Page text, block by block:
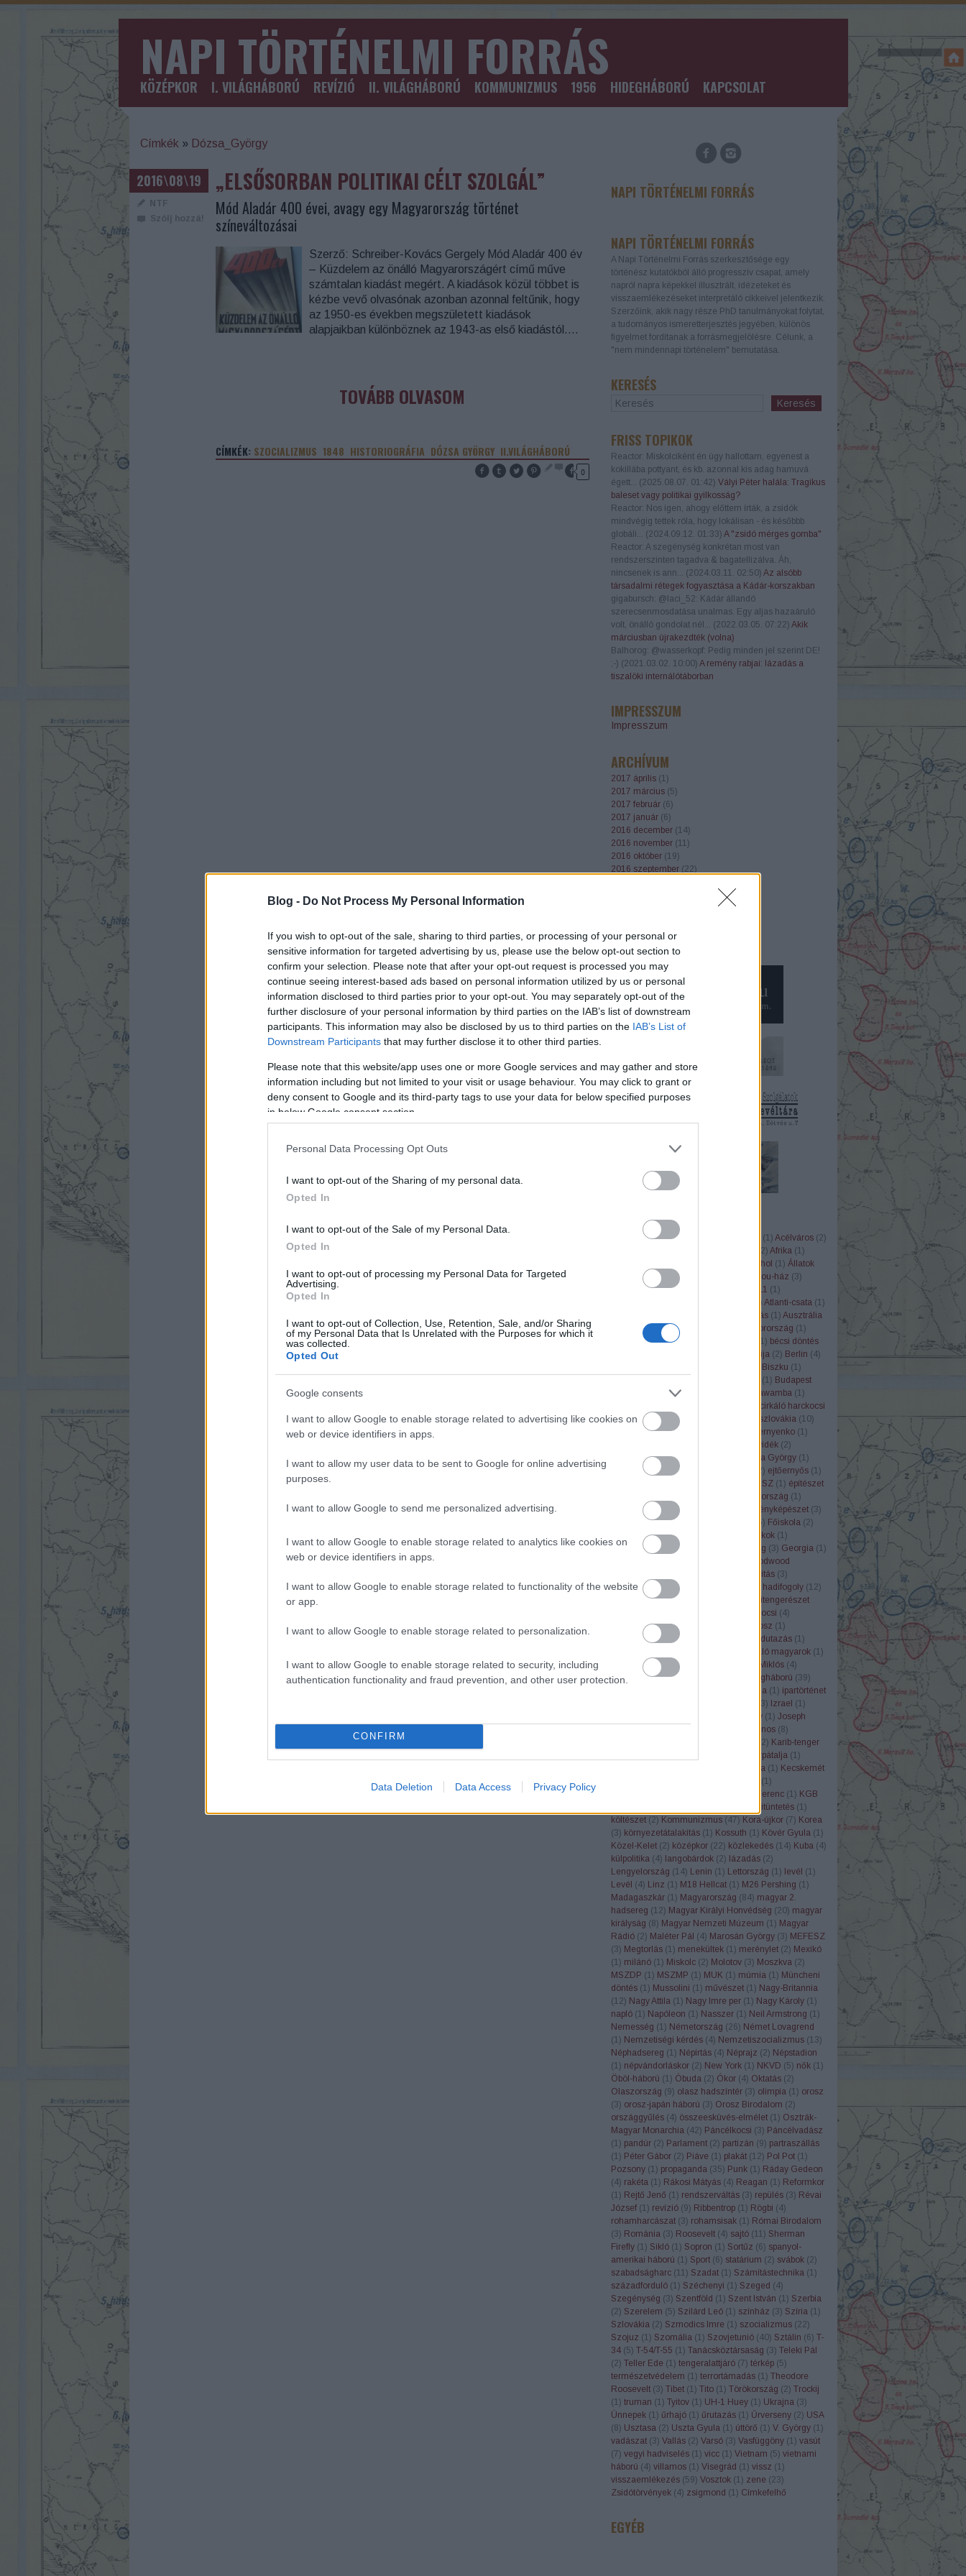
Blog - Do Not Process My Personal Information
If you wish to opt-out of the sale, sharing to third parties, or processing of your personal or
sensitive information for targeted advertising by us, please use the below opt-out section to
confirm your selection. Please note that after your opt-out request is processed you may
continue seeing interest-based ads based on personal information utilized by us or personal
information disclosed to third parties prior to your opt-out. You may separately opt-out of the
further disclosure of your personal information by third parties on the IAB’s list of downstream
participants. This information may also be disclosed by us to third parties on the IAB’s List of
Downstream Participants that may further disclose it to other third parties.
Please note that this website/app uses one or more Google services and may gather and store
information including but not limited to your visit or usage behaviour. You may click to grant or
deny consent to Google and its third-party tags to use your data for below specified purposes
in below Google consent section.
Personal Data Processing Opt Outs
I want to opt-out of the Sharing of my personal data.
Opted In
I want to opt-out of the Sale of my Personal Data.
Opted In
I want to opt-out of processing my Personal Data for Targeted
Advertising.
Opted In
I want to opt-out of Collection, Use, Retention, Sale, and/or Sharing
of my Personal Data that Is Unrelated with the Purposes for which it
was collected.
Opted Out
Google consents
I want to allow Google to enable storage related to advertising like cookies on
web or device identifiers in apps.
I want to allow my user data to be sent to Google for online advertising
purposes.
I want to allow Google to send me personalized advertising.
I want to allow Google to enable storage related to analytics like cookies on
web or device identifiers in apps.
I want to allow Google to enable storage related to functionality of the website
or app.
I want to allow Google to enable storage related to personalization.
I want to allow Google to enable storage related to security, including
authentication functionality and fraud prevention, and other user protection.
CONFIRM
Data Deletion Data Access Privacy Policy
NAPI TÖRTÉNELMI FORRÁS
KÖZÉPKOR I. VILÁGHÁBORÚ REVÍZIÓ II. VILÁGHÁBORÚ KOMMUNIZMUS 1956 HIDEGHÁBORÚ KAPCSOLAT
Címkék » Dózsa_György
2016\08\19
NTF
Szólj hozzá!
„ELSŐSORBAN POLITIKAI CÉLT SZOLGÁL”
Mód Aladár 400 évei, avagy egy Magyarország történet
színeváltozásai
Szerző: Schreiber-Kovács Gergely Mód Aladár 400 év
– Küzdelem az önálló Magyarországért című műve
számtalan kiadást megért. A kiadások közül többet is
kézbe vevő olvasónak azonban azonnal feltűnik, hogy
az 1950-es években megszületett kiadások
alapjaikban különböznek az 1943-as első kiadástól.…
TOVÁBB OLVASOM
CÍMKÉK: SZOCIALIZMUS 1848 HISTORIOGRÁFIA DÓZSA GYÖRGY II.VILÁGHÁBORÚ
0
NAPI TÖRTÉNELMI FORRÁS
NAPI TÖRTÉNELMI FORRÁS
A Napi Történelmi Forrás szerkesztősége egy
történész kutatókból álló progresszív csapat, amely
napról napra képekkel illusztrált, idézeteket és
visszaemlékezéseket interpretáló cikkeivel jelentkezik.
Szerzőink, akik nagy része PhD tanulmányokat folytat,
a tudományos ismeretterjesztés jegyében, különös
figyelmet fordítanak a forrásmegjelölésre. Célunk, a
"nem mindennapi történelem" bemutatása.
KERESÉS
FRISS TOPIKOK
Reactor: Miskolciként én úgy hallottam, egyenest a
kokillába pottyant, és kb. azonnal kis adag hamuvá
égett... (2025.08.07. 01:42) Vályi Péter halála: Tragikus
baleset vagy politikai gyilkosság?
Reactor: Nos igen, ahogy előttem írták, a zsidók
mindvégig tettek róla, hogy lokálisan - és későbbb
globáli... (2024.09.12. 01:33) A "zsidó mérges gomba"
Reactor: A szegénység konkrétan most van
rendszerszinten tagadva & bagatellizálva. Áh,
nincsenek is ann... (2024.03.11. 02:50) Az alsóbb
társadalmi rétegek fogyasztása a Kádár-korszakban
gigabursch: @laci_52: Kádár állandó
szerecsenmosdatása unalmas. Egy aljas hazaáruló
volt, önálló gondolat nél... (2022.03.05. 07:22) Akik
márciusban újrakezdték (volna)
Balhorog: @wasserkopf: Pedig minden jel szerint DE!
;-) (2021.03.02. 10:00) A remény rabjai: lázadás a
tiszalöki internálótáborban
IMPRESSZUM
Impresszum
ARCHÍVUM
2017 április (1)
2017 március (5)
2017 február (6)
2017 január (6)
2016 december (14)
2016 november (11)
2016 október (19)
2016 szeptember (22)
AJÁNLOTT OLDALAK
CÍMKÉK
1848 (8) 1956 (1) Acélváros (2)
2) Afrika (1)
alkohol (1) Állatok
Amerikai Egyesült Államok anjou-ház (3)
anonymus (1)Antall József Apollo 11 (1)
) Atlanti-csata (1)
atrocitás (1) Ausztrália
Ausztria 3) avarok Bajorország (1)
2) bányászat 1) bécsi döntés
Berija (2) Berlin (4)
Biszku (1)
(1) Budapest
12) Cenzúra Chumbawamba (1)
cirkáló harckocsi
(1) Családtörténet Csehszlovákia (10)
Cseh királyság (1 Csernyenko (1)
Délvidék (2)
diplomácia (11) Don-kanyar Dózsa György (1)
) egészségügy 2) ejtőernyős (1)
ENSZ (1) építészet
Észtország (1)
2 Eva Braun fényképészet (3)
Fidel Castro (2) film 5) Főiskola (2)
forradalom (24) Franciaország frankok (1)
függetlenség
Gagarin Gazdaság (3) Georgia (1)
Goodwood
gyarmatosítás (3)
gyilkosság
5 háború hadifogoly (12)
Hadikölcsön (2) haditechnika
haditengerészet
Harckocsi (4)
helikopter (1) Hemingway Hérodotosz (1)
hidegháború
) Holdutazás (1)
honfoglaló magyarok (1)
Hong Kong
(1 Horthy-kor Horthy Miklós (4)
Hruscsov (5) Hunyadi Mátyás I.Világháború (39)
India (1) ipartörténet
3) Izrael (1)
Jezsov (1) Joseph
Kádár János (8)
2) Karib-tenger
Kárpátalja (1)
katonanóta (1) Kecskemét
(1)
Keresztes-Fischer Ferenc (1) KGB
kitüntetés (1)
költészet (2) Kommunizmus (47) Kora-újkor (7) Korea
(3) környezetátalakítás (1) Kossuth (1) Kövér Gyula (1)
Közel-Kelet (2) középkor (22) közlekedés (14) Kuba (4)
külpolitika (4) langobárdok (2) lázadás (2)
Lengyelország (14) Lenin (1) Lettország (1) levél (1)
Levél (4) Linz (1) M18 Hellcat (1) M26 Pershing (1)
Madagaszkár (1) Magyarország (84) magyar 2.
hadsereg (12) Magyar Királyi Honvédség (20) magyar
királyság (8) Magyar Nemzeti Múzeum (1) Magyar
Rádió (2) Maléter Pál (4) Marosán György (3) MEFESZ
(3) Megtorlás (1) menekültek (1) merénylet (2) Mexikó
(1) milánó (1) Miskolc (2) Molotov (3) Moszkva (2)
MSZDP (1) MSZMP (1) MUK (1) múmia (1) Müncheni
döntés (1) Mussolini (1) művészet (1) Nagy-Britannia
(12) Nagy Attila (1) Nagy Imre per (1) Nagy Károly (1)
napló (1) Napóleon (1) Nasszer (1) Neil Armstrong (1)
Nemesség (1) Németország (26) Német Lovagrend
(1) Nemzetiségi kérdés (4) Nemzetiszocializmus (13)
Néphadsereg (1) Népírtás (4) Néprajz (2) Népstadion
(1) népvándorláskor (2) New York (1) NKVD (5) nők (1)
Öböl-háború (1) Óbuda (2) Ókor (4) Oktatás (2)
Olaszország (9) olasz hadszíntér (3) olimpia (1) orosz
(3) orosz-japán háború (3) Orosz Birodalom (2)
országgyűlés (4) összeesküvés-elmélet (1) Osztrák-
Magyar Monarchia (42) Páncélkocsi (3) Páncélvadász
(1) pandúr (2) Parlament (2) partizán (9) partraszállás
(1) Péter Gábor (2) Piáve (1) plakát (12) Pol Pot (1)
Pozsony (1) propaganda (35) Punk (1) Ráday Gedeon
(4) rakéta (1) Rákosi Mátyás (4) Reagan (1) Reformkor
(1) Rejtő Jenő (1) rendszerváltás (3) repülés (3) Révai
József (1) revízió (9) Ribbentrop (1) Rögbi (4)
rohamharcászat (3) rohamsisak (1) Római Birodalom
(3) Románia (3) Roosevelt (4) sajtó (11) Sherman
Firefly (1) Sikló (1) Sopron (1) Sortűz (6) spanyol-
amerikai háború (1) Sport (6) statárium (2) svábok (2)
szabadságharc (11) Szadat (1) Számítástechnika (1)
századforduló (1) Széchenyi (1) Szeged (4)
Szegénység (3) Szentföld (1) Szent István (1) Szerbia
(2) Szerelem (5) Szilárd Leó (1) színház (3) Szíria (1)
Szlovákia (2) Szmodics Imre (1) szocializmus (22)
Szojuz (1) Szomália (1) Szovjetunió (40) Sztálin (6) T-
34 (5) T-54/T-55 (1) Tanácsköztársaság (3) Teleki Pál
(2) Teller Ede (1) tengeralattjáró (7) térkép (5)
természetvédelem (1) terrortámadás (1) Theodore
Roosevelt (3) Tibet (1) Tito (1) Törökország (2) Trockij
(1) truman (1) Tyitov (1) UH-1 Huey (1) Ukrajna (3)
Ünnepek (1) űrhajó (1) űrutazás (1) Űrverseny (2) USA
(8) Usztasa (2) Uszta Gyula (1) úttörő (1) V. György (1)
vadászat (3) Vallás (2) Varsó (3) Vasfüggöny (1) vasút
(7) vegyi hadviselés (1) vicc (1) Vietnam (5) vietnami
háború (4) villamos (1) Visegrád (1) vissz (1)
visszaemlékezés (59) Vosztok (1) zene (23)
Zsidótörvények (4) zsigmond (1) Címkefelhő
EGYÉB